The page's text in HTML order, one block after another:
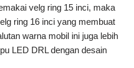
velg ring 15 inci, maka
ring 16 inci yang membuat
warna mobil ini juga lebih
LED DRL dengan desain